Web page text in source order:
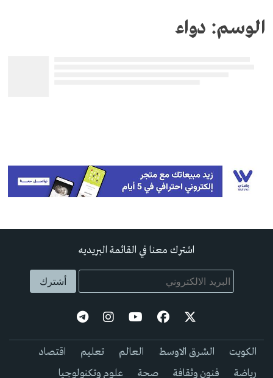
الوسم: دواء
اشترك معنا في القائمة البريديه
الكويت الشرق الاوسط العالم تعليم
اقتصاد
رياضة
فنون وثقافة صحة علوم وتكنولوجيا